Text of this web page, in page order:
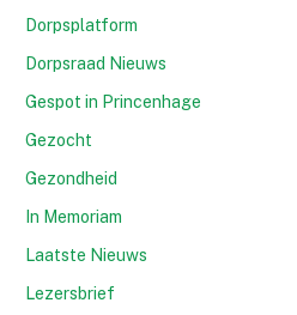
Dorpsplatform
Dorpsraad Nieuws
Gespot in Princenhage
Gezocht
Gezondheid
In Memoriam
Laatste Nieuws
Lezersbrief